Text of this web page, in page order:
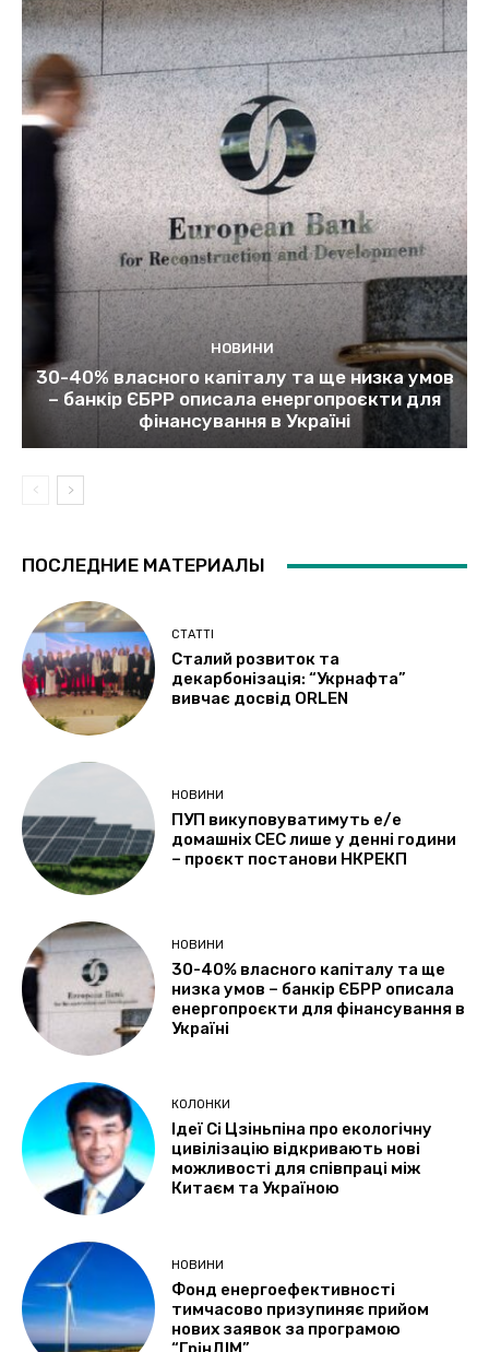
НОВИНИ
30-40% власного капіталу та ще низка умов
– банкір ЄБРР описала енергопроєкти для
фінансування в Україні
ПОСЛЕДНИЕ МАТЕРИАЛЫ
СТАТТІ
Сталий розвиток та
декарбонізація: “Укрнафта”
вивчає досвід ORLEN
НОВИНИ
ПУП викуповуватимуть е/е
домашніх СЕС лише у денні години
– проєкт постанови НКРЕКП
НОВИНИ
30-40% власного капіталу та ще
низка умов – банкір ЄБРР описала
енергопроєкти для фінансування в
Україні
КОЛОНКИ
Ідеї Сі Цзіньпіна про екологічну
цивілізацію відкривають нові
можливості для співпраці між
Китаєм та Україною
НОВИНИ
Фонд енергоефективності
тимчасово призупиняє прийом
нових заявок за програмою